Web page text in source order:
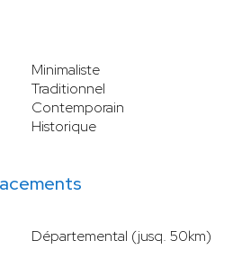
Minimaliste
Traditionnel
Contemporain
Historique
Départemental (jusq. 50km)